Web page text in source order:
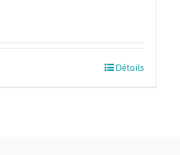
Détails